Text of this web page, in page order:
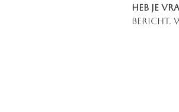
Heb je
bericht.